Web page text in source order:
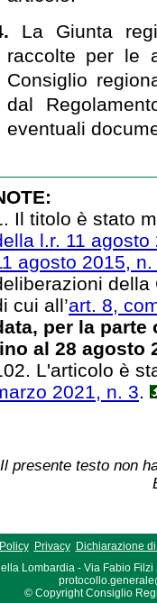
La Giunta
raccolte per le
Consiglio
dal
eventuali
Il titolo è stato
l.r. 11 agosto
agosto 2015, n.
della
cui all’art. 8,
per la
al 28 agosto
L'articolo è
2021, n. 3.
Il presente testo non
Privacy
Dichiarazione
Lombardia - Via Fabio Filzi
© Copyright Consiglio